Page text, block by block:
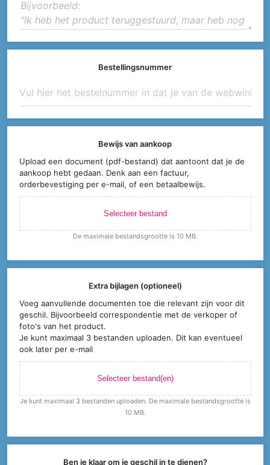
Bestellingsnummer
Bewijs van aankoop
Upload een document (pdf-bestand) dat aantoont dat je de
aankoop hebt gedaan. Denk aan een factuur,
orderbevestiging per e-mail, of een betaalbewijs.
Selecteer bestand
De maximale bestandsgrootte is 10 MB.
Extra bijlagen (optioneel)
Voeg aanvullende documenten toe die relevant zijn voor dit
geschil. Bijvoorbeeld correspondentie met de verkoper of
foto's van het product.
Je kunt maximaal 3 bestanden uploaden. Dit kan eventueel
ook later per e-mail
Selecteer bestand(en)
Je kunt maximaal 3 bestanden uploaden. De maximale bestandsgrootte is
10 MB.
Ben je klaar om je geschil in te dienen?